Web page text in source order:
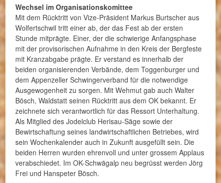
Wechsel im Organisationskomittee
Mit dem Rücktritt von Vize-Präsident Markus Burtscher aus
Wolfertschwil tritt einer ab, der das Fest ab der ersten
Stunde mitprägte. Einer, der die schwierige Anfangsphase
mit der provisorischen Aufnahme in den Kreis der Bergfeste
mit Kranzabgabe prägte. Er verstand es innerhalb der
beiden organisierenden Verbände, dem Toggenburger und
dem Appenzeller Schwingerverband für die notwendige
Ausgewogenheit zu sorgen. Mit Wehmut gab auch Walter
Bösch, Waldstatt seinen Rücktritt aus dem OK bekannt. Er
zeichnete sich verantwortlich für das Ressort Unterhaltung.
Als Mitglied des Jodelclub Herisau-Säge sowie der
Bewirtschaftung seines landwirtschaftlichen Betriebes, wird
sein Wochenkalender auch in Zukunft ausgefüllt sein. Die
beiden Herren wurden ehrenvoll und unter grossem Applaus
verabschiedet. Im OK-Schwägalp neu begrüsst werden Jörg
Frei und Hanspeter Bösch.